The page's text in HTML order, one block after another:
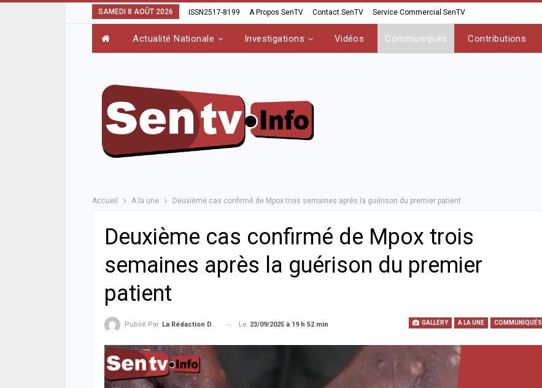
SAMEDI 8 AOÛT 2026 ISSN2517-8199 A Propos SenTV Contact SenTV Service Commercial SenTV
Actualité Nationale Investigations Vidéos Communiqués Contributions
Accueil A la une Deuxième cas confirmé de Mpox trois semaines après la guérison du premier patient
Deuxième cas confirmé de Mpox trois
semaines après la guérison du premier
patient
GALLERY A LA UNE COMMUNIQUÉS
Publié Par La Rédaction De La SenTV.info Le 23/09/2025 à 19 h 52 min